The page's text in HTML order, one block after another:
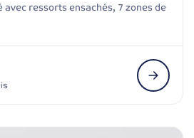
ressorts ensachés, 7 zones de